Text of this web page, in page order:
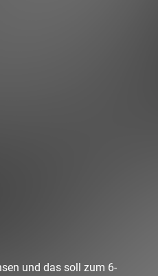
und das soll zum 6-